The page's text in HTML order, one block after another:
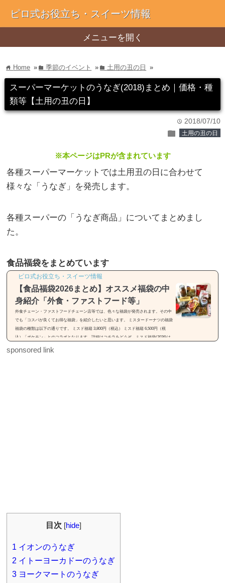
ピロ式お役立ち・スイーツ情報
メニューを開く
home Home » folder季節のイベント » folder土用の丑の日 »
スーパーマーケットのうなぎ(2018)まとめ｜価格・種
類等【土用の丑の日】
time 2018/07/10
folder 土用の丑の日
※本ページはPRが含まれています
各種スーパーマーケットでは土用丑の日に合わせて
様々な 「うなぎ」 を発売します。
各種スーパーの 「うなぎ商品」 についてまとめまし
た。
食品福袋をまとめています
ピロ式お役立ち・スイーツ情報
【食品福袋2026まとめ】オススメ福袋の中
身紹介「外食・ファストフード等」
外食チェーン・ファストフードチェーン店等では、色々な福袋が発売されます。その中
でも「コスパが良くてお得な福袋」を紹介したいと思います。 ミスタードーナツの福袋
福袋の種類は以下の通りです。 ミスド福箱 3,800円（税込） ミスド福箱 6,500円（税
込）「ポケモン」とのコラボとなります。詳細はコチラをどうぞ。ミスド福袋(2026)は
sponsored link
目次 [hide]
1 イオンのうなぎ
2 イトーヨーカドーのうなぎ
3 ヨークマートのうなぎ